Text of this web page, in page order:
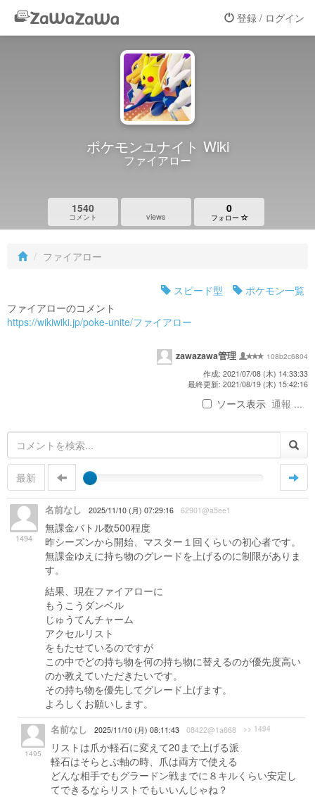
登録 / ログイン
ポケモンユナイト Wiki
ファイアロー
1540
コメント views
0
フォロー
ファイアロー
スピード型
ポケモン一覧
ファイアローのコメント
https://wikiwiki.jp/poke-unite/ファイアロー
zawazawa管理
108b2c6804
作成: 2021/07/08 (木) 14:33:33
最終更新: 2021/08/19 (木) 15:42:16
ソース表示 通報 ...
最新
1494
名前なし 2025/11/10 (月) 07:29:16 62901@a5ee1
無課金バトル数500程度
昨シーズンから開始、マスター１回くらいの初心者です。
無課金ゆえに持ち物のグレードを上げるのに制限がありま
す。
結果、現在ファイアローに
もうこうダンベル
じゅうてんチャーム
アクセルリスト
をもたせているのですが
この中でどの持ち物を何の持ち物に替えるのが優先度高い
のか教えていただきたいです。
その持ち物を優先してグレード上げます。
よろしくお願いします。
1495
名前なし 2025/11/10 (月) 08:11:43 08422@1a668 >> 1494
リストは爪か軽石に変えて20まで上げる派
軽石はそらとぶ軸の時、爪は両方で使える
どんな相手でもグラードン戦までに８キルくらい安定し
てできるならリストでもいいんじゃね？